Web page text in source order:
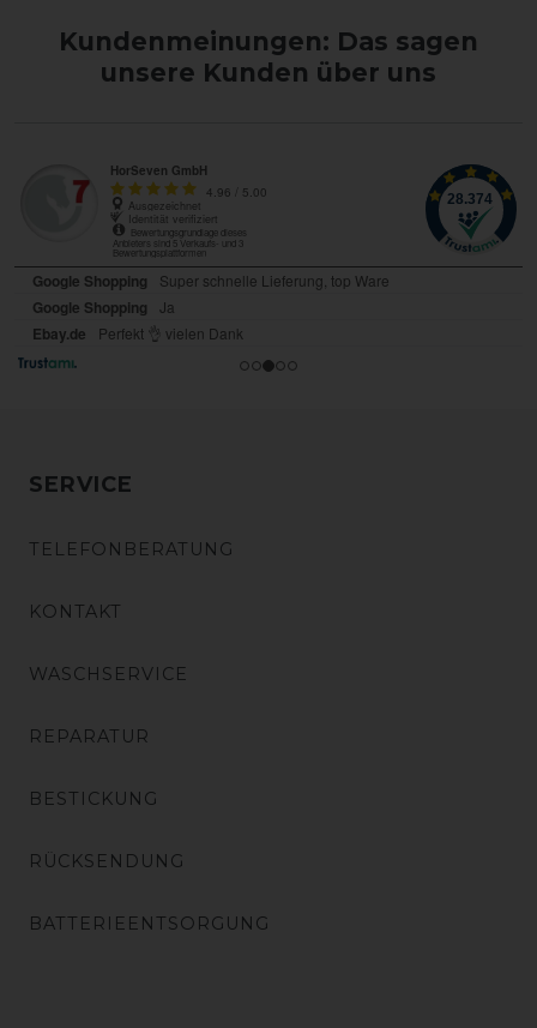
Kundenmeinungen: Das sagen
unsere Kunden über uns
SERVICE
TELEFONBERATUNG
KONTAKT
WASCHSERVICE
REPARATUR
BESTICKUNG
RÜCKSENDUNG
BATTERIEENTSORGUNG